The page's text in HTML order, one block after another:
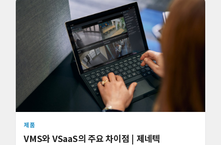
제품
VMS와 VSaaS의 주요 차이점 | 제네텍